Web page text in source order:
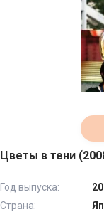
Цветы в тени
Год выпуска:
Страна: